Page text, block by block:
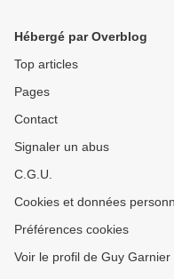
Hébergé par Overblog
Top articles
Pages
Contact
Signaler un abus
C.G.U.
Cookies et données
Préférences cookies
Voir le profil de Guy